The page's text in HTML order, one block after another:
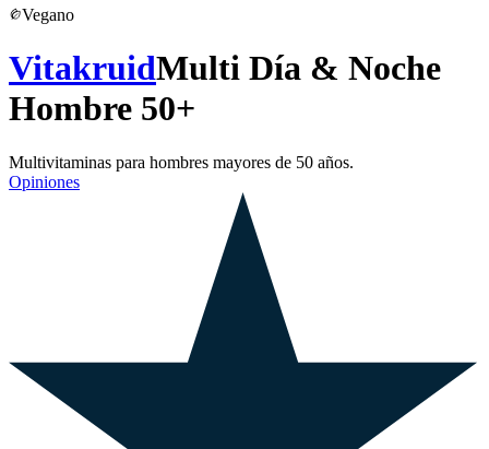
Vegano
VitakruidMulti Día & Noche
Hombre 50+
Multivitaminas para hombres mayores de 50 años.
Opiniones